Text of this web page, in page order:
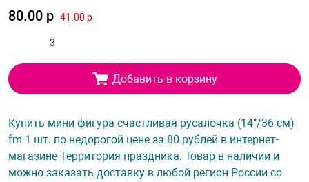
80.00 р 41.00 р
Добавить в корзину
Купить мини фигура счастливая русалочка (14"/36 см)
fm 1 шт. по недорогой цене за 80 рублей в интернет-
магазине Территория праздника. Товар в наличии и
можно заказать доставку в любой регион России со